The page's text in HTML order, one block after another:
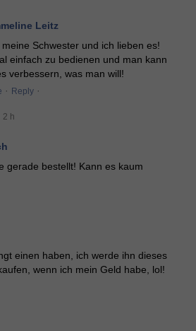
Leitz
meine Schwester und ich lieben es!
einfach zu bedienen und man kann
verbessern, was man will!
· Reply ·
2 h
gerade bestellt! Kann es kaum
einen haben, ich werde ihn dieses
wenn ich mein Geld habe, lol!